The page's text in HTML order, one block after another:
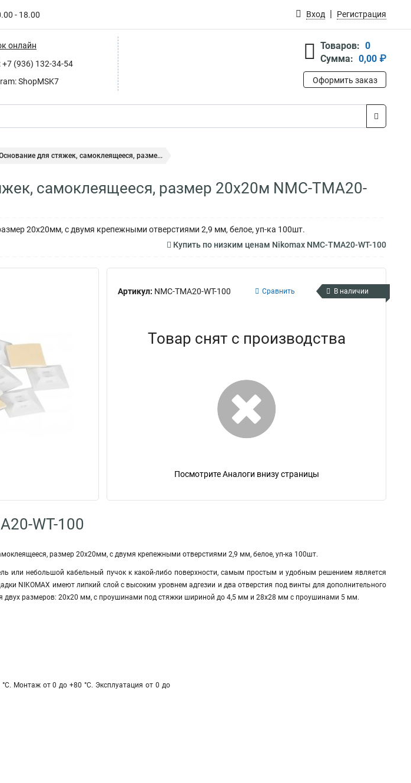
- 18.00 Вход Регистрация
онлайн
+7 (936) 132-34-54
ShopMSK7
Товаров: 0
Сумма: 0,00 ₽
Оформить заказ
для стяжек, самоклеящееся, разме...
самоклеящееся, размер 20х20м NMC-TMA20-
20х20мм, с двумя крепежными отверстиями 2,9 мм, белое, уп-ка 100шт.
Купить по низким ценам Nikomax NMC-TMA20-WT-100
Артикул: NMC-TMA20-WT-100 Сравнить В наличии
Товар снят с производства
Посмотрите Аналоги внизу страницы
WT-100
размер 20х20мм, с двумя крепежными отверстиями 2,9 мм, белое, уп-ка 100шт.
или небольшой кабельный пучок к какой-либо поверхности, самым простым и удобным решением является
NIKOMAX имеют липкий слой с высоким уровнем адгезии и два отверстия под винты для дополнительного
двух размеров: 20х20 мм, с проушинами под стяжки шириной до 4,5 мм и 28х28 мм с проушинами 5 мм.
Монтаж от 0 до +80 °С. Эксплуатация от 0 до